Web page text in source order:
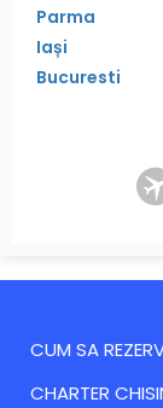
Parma
Iași
Bucuresti
CUM SA
CHARTER